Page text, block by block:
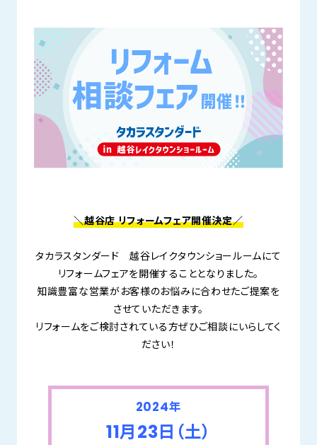
＼越谷店 リフォームフェア開催決定／
タカラスタンダード 越谷レイクタウンショールームにて
リフォームフェアを開催することとなりました。
知識豊富な営業がお客様のお悩みに合わせたご提案を
させていただきます。
リフォームをご検討されている方ぜひご相談にいらしてく
ださい！
2024年
11月23日（土）